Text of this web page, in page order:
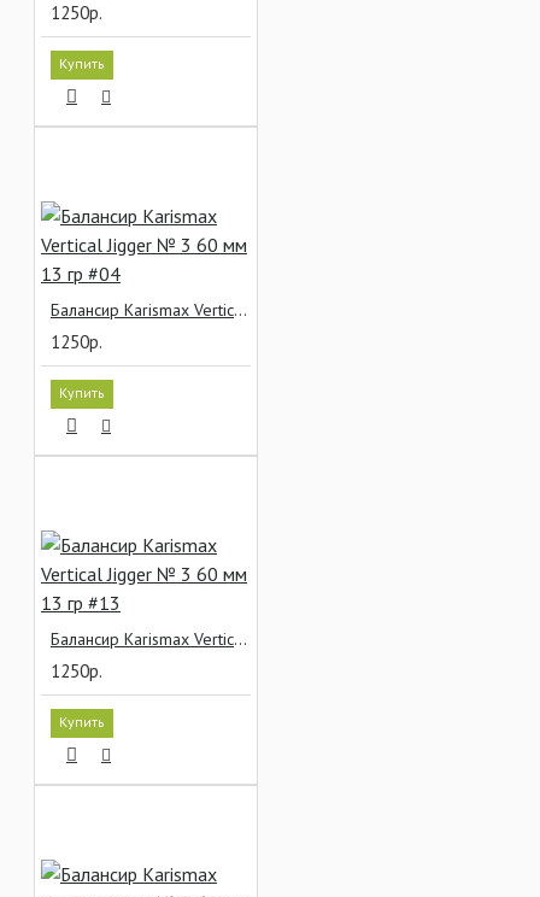
1250р.
Купить
Балансир Karismax Vertical Jigger № 3 60 мм 13 гр #04
1250р.
Купить
Балансир Karismax Vertical Jigger № 3 60 мм 13 гр #13
1250р.
Купить